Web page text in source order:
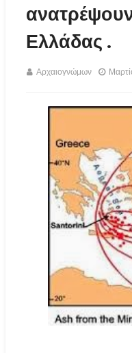
Ελλάδας .
Αρχαιογνώμων